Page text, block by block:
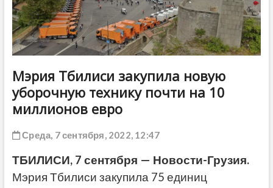
Мэрия Тбилиси закупила новую
уборочную технику почти на 10
миллионов евро
Среда, 7 сентября, 2022, 12:47
ТБИЛИСИ, 7 сентября — Новости-Грузия.
Мэрия Тбилиси закупила 75 единиц